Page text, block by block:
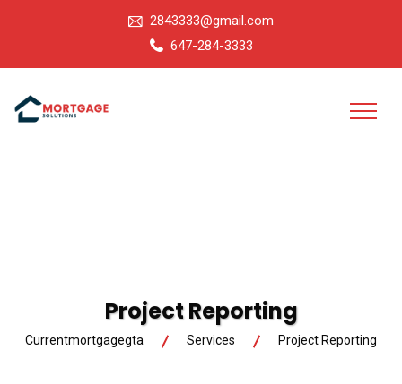
2843333@gmail.com
647-284-3333
Project Reporting
Currentmortgagegta Services Project Reporting